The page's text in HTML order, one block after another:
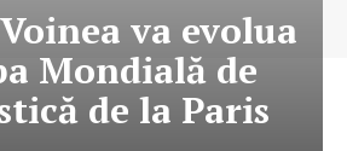
va evolua
Mondială de
de la Paris